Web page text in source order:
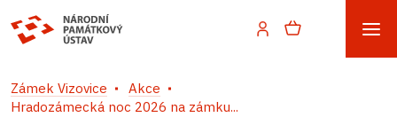
Zámek Vizovice
Akce
Hradozámecká noc 2026 na zámku...